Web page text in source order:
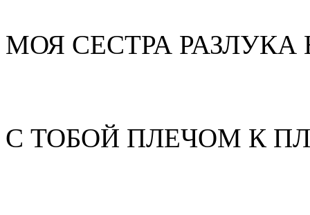
МОЯ СЕСТРА
С ТОБОЙ ПЛЕЧОМ К